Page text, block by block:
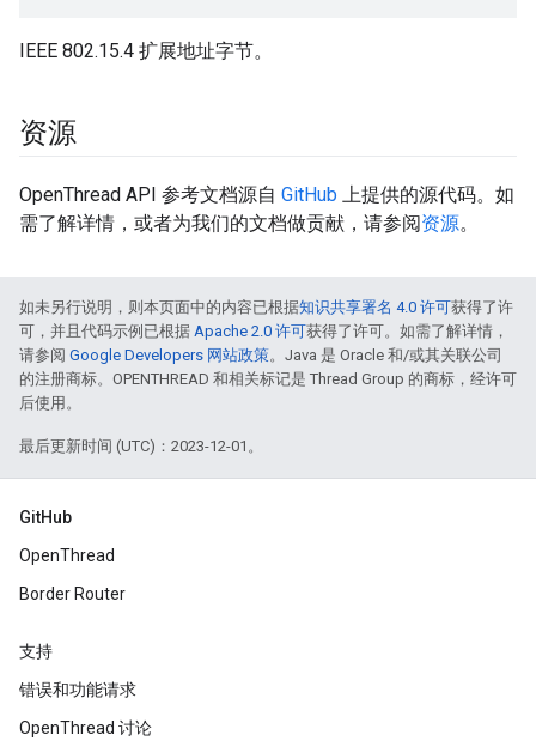
IEEE 802.15.4 扩展地址字节。
资源
OpenThread API 参考文档源自 GitHub 上提供的源代码。如
需了解详情，或者为我们的文档做贡献，请参阅资源。
如未另行说明，则本页面中的内容已根据知识共享署名 4.0 许可获得了许
可，并且代码示例已根据 Apache 2.0 许可获得了许可。如需了解详情，
请参阅 Google Developers 网站政策。Java 是 Oracle 和/或其关联公司
的注册商标。OPENTHREAD 和相关标记是 Thread Group 的商标，经许可
后使用。
最后更新时间 (UTC)：2023-12-01。
GitHub
OpenThread
Border Router
支持
错误和功能请求
OpenThread 讨论